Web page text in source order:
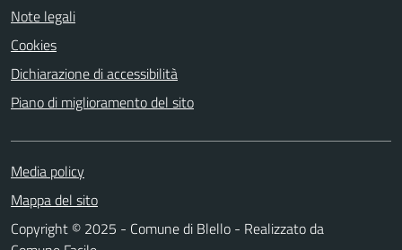
Note legali
Cookies
Dichiarazione di accessibilità
Piano di miglioramento del sito
Media policy
Mappa del sito
Copyright © 2025 - Comune di Blello - Realizzato da